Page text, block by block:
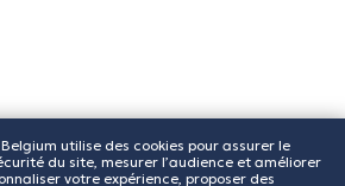
utilise des cookies pour assurer le
du site, mesurer l’audience et améliorer
votre expérience, proposer des